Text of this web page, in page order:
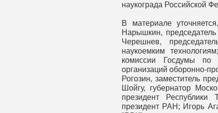
наукограда Российской
В материале
Нарышкин,
Черешнев,
наукоемким
комиссии Госдумы по
организаций оборонно-
Рогозин, заместитель
Шойгу, губернатор
президент
президент РАН; Игорь